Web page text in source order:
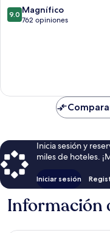
9.0
de
9.0 Magnífico
762 opiniones
Inicia sesión y
miles de hoteles.
Iniciar sesión
Información